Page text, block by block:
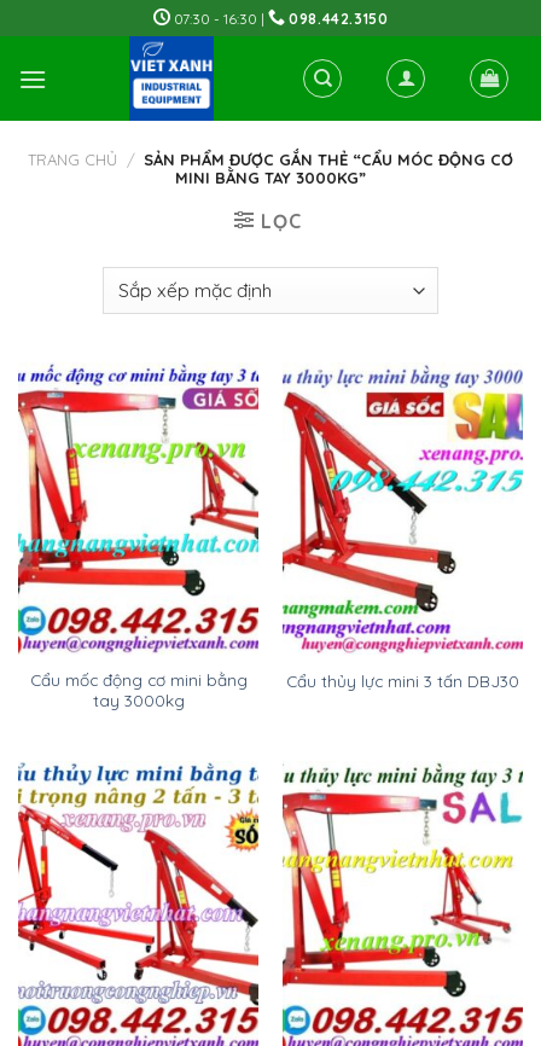
to
content
07:30 - 16:30 | 098.442.3150
TRANG CHỦ / SẢN PHẨM ĐƯỢC GẮN THẺ “CẨU MÓC ĐỘNG CƠ
MINI BẰNG TAY 3000KG”
LỌC
Cẩu mốc động cơ mini bằng
tay 3000kg
Cẩu thủy lực mini 3 tấn DBJ30